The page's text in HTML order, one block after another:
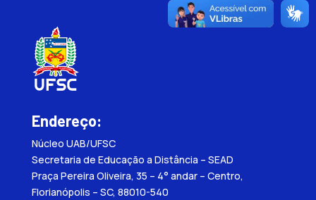
Endereço:
Núcleo UAB/UFSC
Secretaria de Educação a Distância – SEAD
Praça Pereira Oliveira, 35 – 4° andar – Centro,
Florianópolis – SC, 88010-540